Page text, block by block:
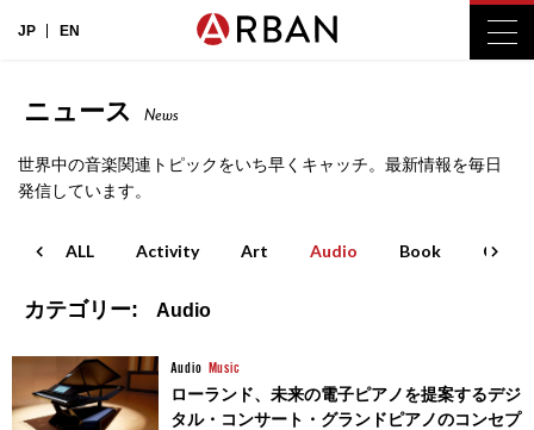
JP EN
ニュース News
世界中の音楽関連トピックをいち早くキャッチ。最新情報を毎日
発信しています。
ALL Activity Art Audio Book
カテゴリー: Audio
Audio Music
ローランド、未来の電子ピアノを提案するデジ
タル・コンサート・グランドピアノのコンセプ